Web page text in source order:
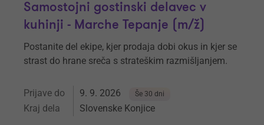
Samostojni gostinski delavec v
kuhinji - Marche Tepanje (m/ž)
Postanite del ekipe, kjer prodaja dobi okus in kjer se
strast do hrane sreča s strateškim razmišljanjem.
Prijave do 9. 9. 2026 Še 30 dni
Kraj dela Slovenske Konjice